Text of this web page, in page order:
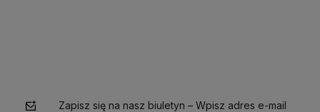
Zapisz się na nasz biuletyn – Wpisz adres e-mail